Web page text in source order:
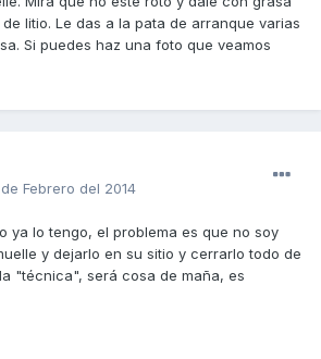
litio. Le das a la pata de arranque varias
Si puedes haz una foto que veamos
Febrero del 2014
ya lo tengo, el problema es que no soy
y dejarlo en su sitio y cerrarlo todo de
"técnica", será cosa de maña, es